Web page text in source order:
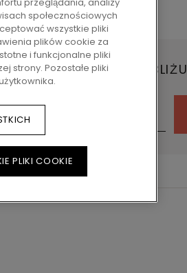
zł/m Sugerowana cena brutto
DEALERA W POBLIŻU
społecznościowych
wszystkie pliki
plików cookie za
i funkcjonalne pliki
strony. Pozostałe pliki
PLIKI COOKIE